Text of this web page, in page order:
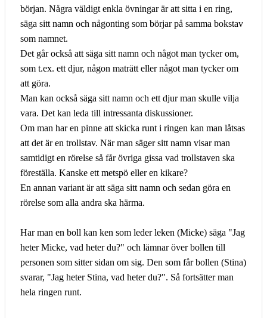
början. Några väldigt enkla övningar är att sitta i en ring,
säga sitt namn och någonting som börjar på samma bokstav
som namnet.
Det går också att säga sitt namn och något man tycker om,
som t.ex. ett djur, någon maträtt eller något man tycker om
att göra.
Man kan också säga sitt namn och ett djur man skulle vilja
vara. Det kan leda till intressanta diskussioner.
Om man har en pinne att skicka runt i ringen kan man låtsas
att det är en trollstav. När man säger sitt namn visar man
samtidigt en rörelse så får övriga gissa vad trollstaven ska
föreställa. Kanske ett metspö eller en kikare?
En annan variant är att säga sitt namn och sedan göra en
rörelse som alla andra ska härma.
Har man en boll kan ken som leder leken (Micke) säga "Jag
heter Micke, vad heter du?" och lämnar över bollen till
personen som sitter sidan om sig. Den som får bollen (Stina)
svarar, "Jag heter Stina, vad heter du?". Så fortsätter man
hela ringen runt.